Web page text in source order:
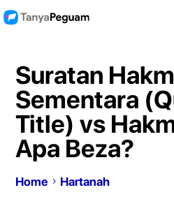
Suratan
Sementara
Title) vs
Apa Beza?
Home Hartanah